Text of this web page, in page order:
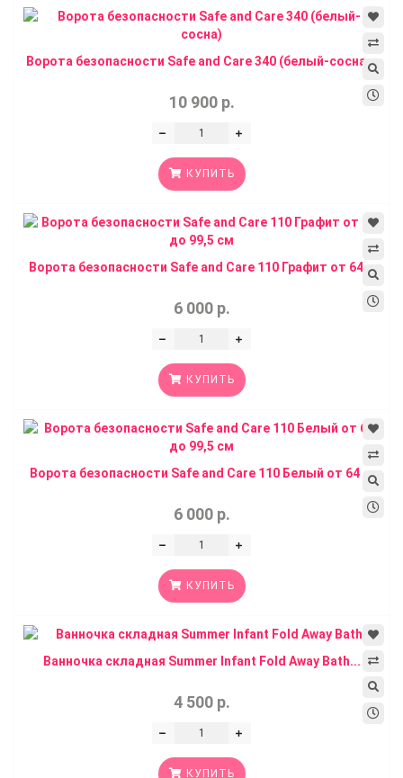
Ворота безопасности Safe and Care 340 (белый-сосна...
10 900 р.
КУПИТЬ
Ворота безопасности Safe and Care 110 Графит от 64...
6 000 р.
КУПИТЬ
Ворота безопасности Safe and Care 110 Белый от 64 ...
6 000 р.
КУПИТЬ
Ванночка складная Summer Infant Fold Away Bath...
4 500 р.
КУПИТЬ